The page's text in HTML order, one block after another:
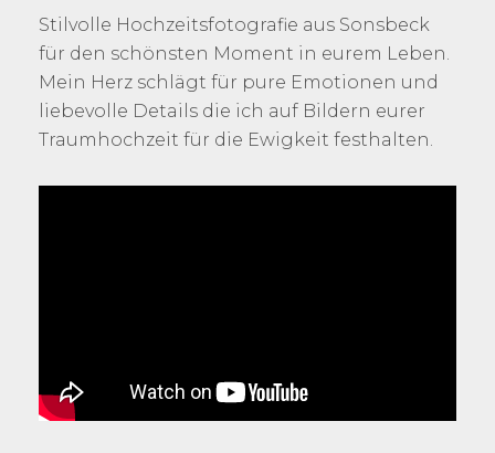
Stilvolle Hochzeitsfotografie aus Sonsbeck
für den schönsten Moment in eurem Leben.
Mein Herz schlägt für pure Emotionen und
liebevolle Details die ich auf Bildern eurer
Traumhochzeit für die Ewigkeit festhalten.